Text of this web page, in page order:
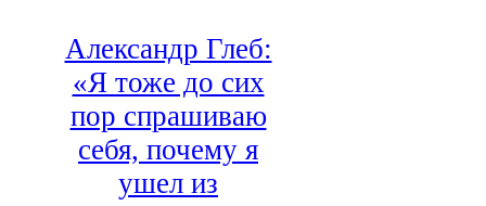
Александр Глеб:
«Я тоже до сих
пор спрашиваю
себя, почему я
ушел из